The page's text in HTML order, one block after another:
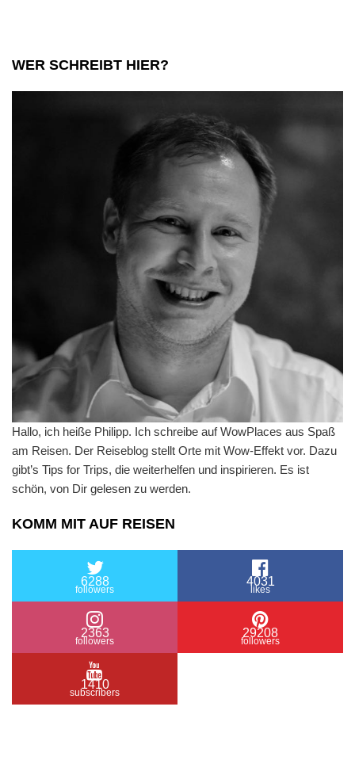
WER SCHREIBT HIER?
Hallo, ich heiße Philipp. Ich schreibe auf WowPlaces aus Spaß
am Reisen. Der Reiseblog stellt Orte mit Wow-Effekt vor. Dazu
gibt’s Tips for Trips, die weiterhelfen und inspirieren. Es ist
schön, von Dir gelesen zu werden.
KOMM MIT AUF REISEN
6288
followers
4031
likes
2363
followers
29208
followers
1410
subscribers